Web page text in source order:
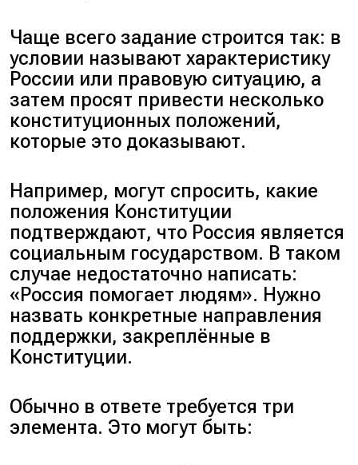
Чаще всего задание строится так: в
условии называют характеристику
России или правовую ситуацию, а
затем просят привести несколько
конституционных положений,
которые это доказывают.
Например, могут спросить, какие
положения Конституции
подтверждают, что Россия является
социальным государством. В таком
случае недостаточно написать:
«Россия помогает людям». Нужно
назвать конкретные направления
поддержки, закреплённые в
Конституции.
Обычно в ответе требуется три
элемента. Это могут быть: